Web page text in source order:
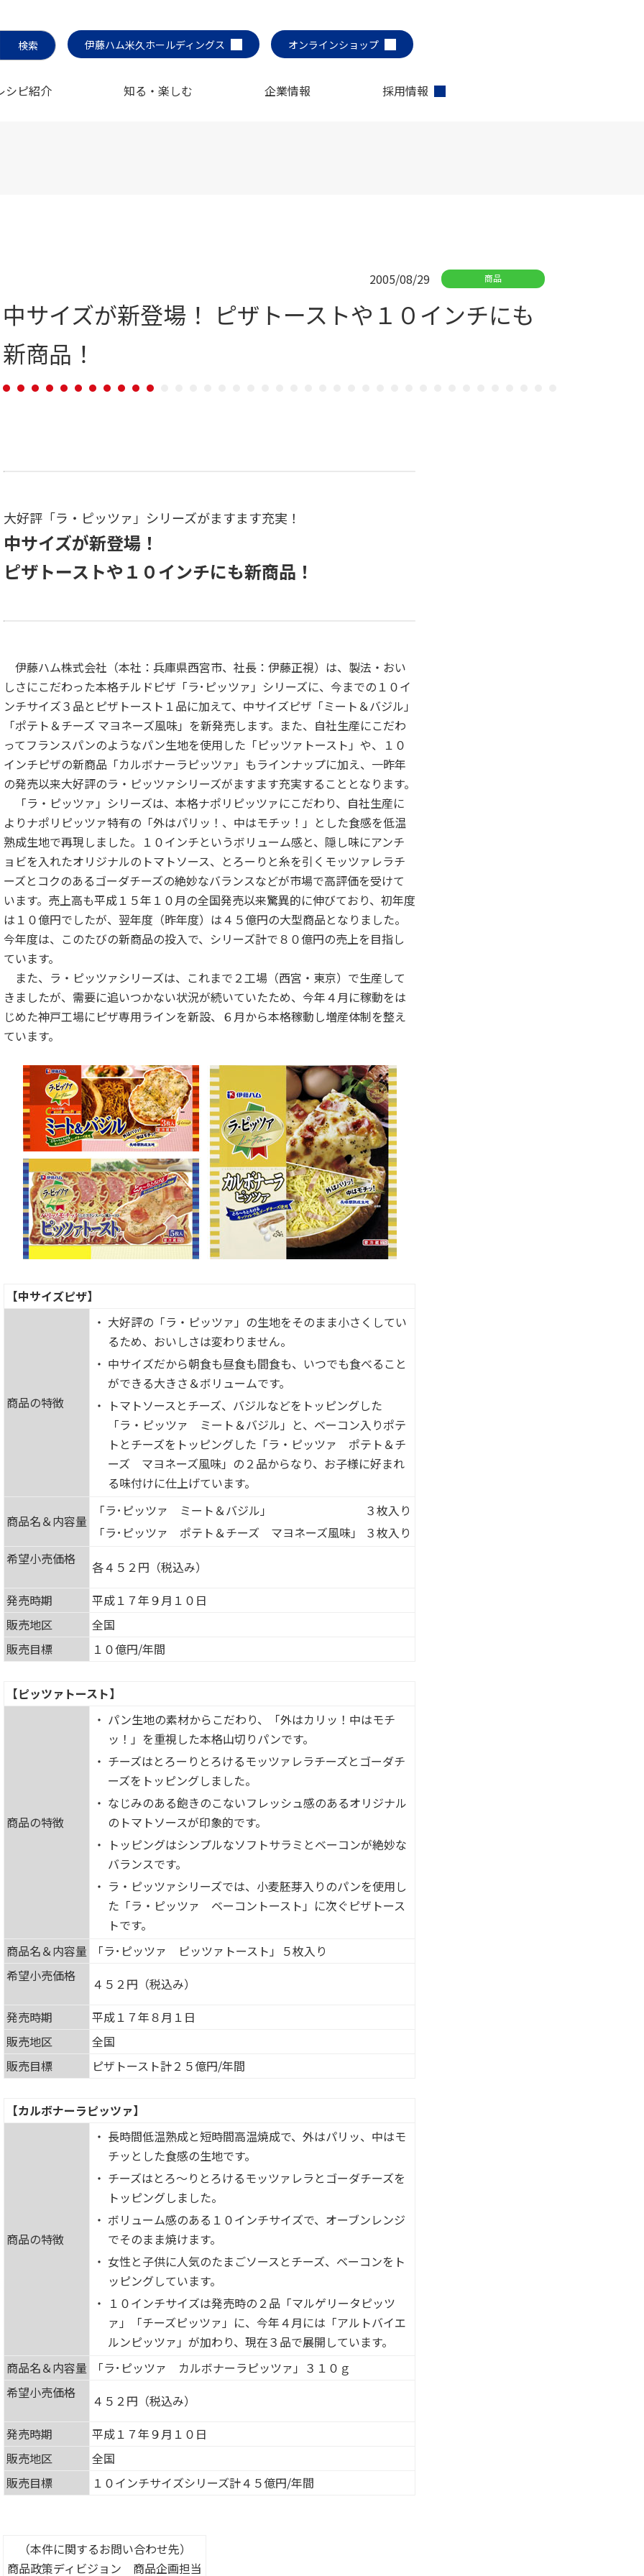
伊藤ハム米久ホールディングス
オンラインショップ
シピ紹介 知る・楽しむ 企業情報 採用情報
2005/08/29 商品
中サイズが新登場！ ピザトーストや１０インチにも
新商品！
大好評「ラ・ピッツァ」シリーズがますます充実！
中サイズが新登場！
ピザトーストや１０インチにも新商品！
伊藤ハム株式会社（本社：兵庫県西宮市、社長：伊藤正視）は、製法・おい
しさにこだわった本格チルドピザ「ラ･ピッツァ」シリーズに、今までの１０イ
ンチサイズ３品とピザトースト１品に加えて、中サイズピザ「ミート＆バジル」
「ポテト＆チーズ マヨネーズ風味」を新発売します。また、自社生産にこだわ
ってフランスパンのようなパン生地を使用した「ピッツァトースト」や、１０
インチピザの新商品「カルボナーラピッツァ」もラインナップに加え、一昨年
の発売以来大好評のラ・ピッツァシリーズがますます充実することとなります。
「ラ・ピッツァ」シリーズは、本格ナポリピッツァにこだわり、自社生産に
よりナポリピッツァ特有の「外はパリッ！、中はモチッ！」とした食感を低温
熟成生地で再現しました。１０インチというボリューム感と、隠し味にアンチ
ョビを入れたオリジナルのトマトソース、とろーりと糸を引くモッツァレラチ
ーズとコクのあるゴーダチーズの絶妙なバランスなどが市場で高評価を受けて
います。売上高も平成１５年１０月の全国発売以来驚異的に伸びており、初年度
は１０億円でしたが、翌年度（昨年度）は４５億円の大型商品となりました。
今年度は、このたびの新商品の投入で、シリーズ計で８０億円の売上を目指し
ています。
また、ラ・ピッツァシリーズは、これまで２工場（西宮・東京）で生産して
きましたが、需要に追いつかない状況が続いていたため、今年４月に稼動をは
じめた神戸工場にピザ専用ラインを新設、６月から本格稼動し増産体制を整え
ています。
【中サイズピザ】
商品の特徴
・ 大好評の「ラ・ピッツァ」の生地をそのまま小さくしてい
るため、おいしさは変わりません。
・ 中サイズだから朝食も昼食も間食も、いつでも食べること
ができる大きさ＆ボリュームです。
・
トマトソースとチーズ、バジルなどをトッピングした
「ラ・ピッツァ ミート＆バジル」と、ベーコン入りポテ
トとチーズをトッピングした「ラ・ピッツァ ポテト＆チ
ーズ マヨネーズ風味」の２品からなり、お子様に好まれ
る味付けに仕上げています。
商品名＆内容量
「ラ･ピッツァ ミート＆バジル」
３枚入り
「ラ･ピッツァ ポテト＆チーズ マヨネーズ風味」
３枚入り
希望小売価格
各４５２円（税込み）
発売時期
平成１７年９月１０日
販売地区
全国
販売目標
１０億円/年間
【ピッツァトースト】
商品の特徴
・ パン生地の素材からこだわり、「外はカリッ！中はモチ
ッ！」を重視した本格山切りパンです。
・ チーズはとろーりとろけるモッツァレラチーズとゴーダチ
ーズをトッピングしました。
・ なじみのある飽きのこないフレッシュ感のあるオリジナル
のトマトソースが印象的です。
・
トッピングはシンプルなソフトサラミとベーコンが絶妙な
バランスです。
・ ラ・ピッツァシリーズでは、小麦胚芽入りのパンを使用し
た「ラ・ピッツァ ベーコントースト」に次ぐピザトース
トです。
商品名＆内容量
「ラ･ピッツァ ピッツァトースト」５枚入り
希望小売価格
４５２円（税込み）
発売時期
平成１７年８月１日
販売地区
全国
販売目標
ピザトースト計２５億円/年間
【カルボナーラピッツァ】
商品の特徴
・ 長時間低温熟成と短時間高温焼成で、外はパリッ、中はモ
チッとした食感の生地です。
・ チーズはとろ～りとろけるモッツァレラとゴーダチーズを
トッピングしました。
・ ボリューム感のある１０インチサイズで、オーブンレンジ
でそのまま焼けます。
・ 女性と子供に人気のたまごソースとチーズ、ベーコンをト
ッピングしています。
・ １０インチサイズは発売時の２品「マルゲリータピッツ
ァ」「チーズピッツァ」に、今年４月には「アルトバイエ
ルンピッツァ」が加わり、現在３品で展開しています。
商品名＆内容量
「ラ･ピッツァ カルボナーラピッツァ」３１０ｇ
希望小売価格
４５２円（税込み）
発売時期
平成１７年９月１０日
販売地区
全国
販売目標
１０インチサイズシリーズ計４５億円/年間
（本件に関するお問い合わせ先）
商品政策ディビジョン 商品企画担当